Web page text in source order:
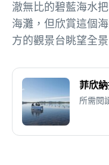
澈無比的碧藍海水
海灘，但欣賞這個
方的觀景台眺望全景
菲欣
所需閱